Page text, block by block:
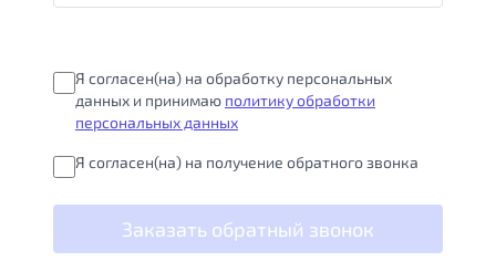
Я согласен(на) на обработку персональных
данных и принимаю политику обработки
персональных данных
Я согласен(на) на получение обратного звонка
Заказать обратный звонок